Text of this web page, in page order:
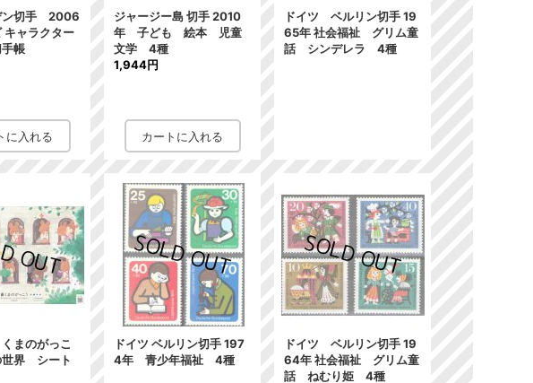
ン切手 2006
ャラクター
帳
ジャージー島 切手 2010
年 子ども 絵本 児童
文学 4種
1,944円
ドイツ ベルリン切手 19
65年 社会福祉 グリム童
話 シンデレラ 4種
まのがっこ
界 シート
ドイツ ベルリン切手 197
4年 青少年福祉 4種
ドイツ ベルリン切手 19
64年 社会福祉 グリム童
話 ねむり姫 4種